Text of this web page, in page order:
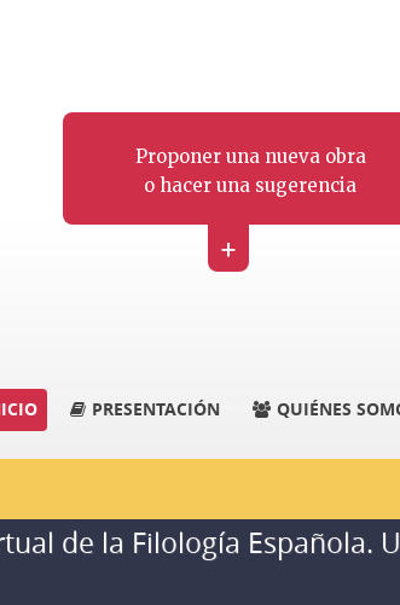
Proponer una nueva obra
o hacer una sugerencia
+
PRESENTACIÓN QUIÉNES
de la Filología Española.